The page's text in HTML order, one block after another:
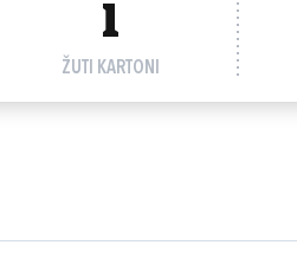
1
ŽUTI KARTONI